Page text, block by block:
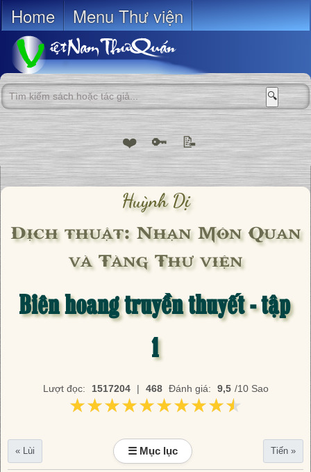
Home Menu Thư viện
🔍
❤️ 🔑 📝
Huỳnh Dị
Dịch thuật: Nhạn Môn Quan
và Tàng Thư viện
Biên hoang truyền thuyết - tập
1
Lượt đọc: 1517204 | 468 Đánh giá: 9,5 /10 Sao
★★★★★★★★★★
★★★★★★★★★★
« Lùi ☰ Mục lục Tiến »